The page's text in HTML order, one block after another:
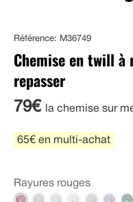
Référence: M36749
Chemise en twill à
repasser
79€ la chemise sur
65€ en multi-achat
Rayures rouges